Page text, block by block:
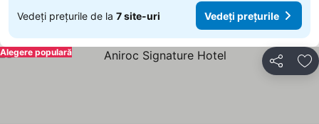
Vedeți prețurile de la 7 site-uri Vedeți prețurile
Distribuiți
Alegere populară